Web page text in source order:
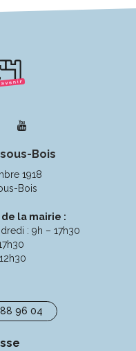
Lien
la
chaîne
Youtube
Bois
1918
Bois
la mairie :
: 9h – 17h30
88 96 04